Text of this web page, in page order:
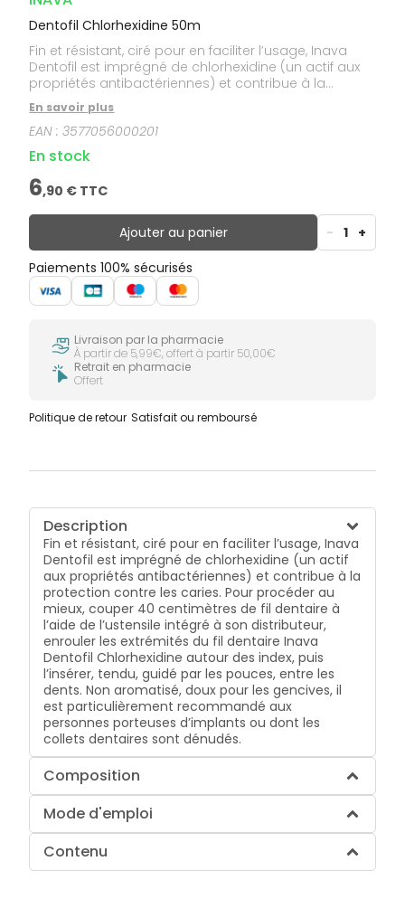
Dentofil Chlorhexidine 50m
Fin et résistant, ciré pour en faciliter l’usage, Inava
Dentofil est imprégné de chlorhexidine (un actif aux
propriétés antibactériennes) et contribue à la
protection contre les caries. Pour procéder au mieux,
couper 40 centimètres de fil dentaire à l’aide de
l’ustensile intégré à son distributeur, enrouler les
extrémités du fil dentaire Inava Dentofil Chlorhexidine
autour des index, puis l’insérer, tendu, guidé par les
pouces, entre les dents. Non aromatisé, doux pour
les gencives, il est particulièrement recommandé aux
personnes porteuses d’implants ou dont les collets
dentaires sont dénudés.
En savoir plus
EAN :3577056000201
En stock
6,90 € TTC
Ajouter au panier - 1 +
Paiements 100% sécurisés
Livraison par la pharmacie
À partir de 5,99€, offert à partir 50,00€
Retrait en pharmacie
Offert
Politique de retour Satisfait ou remboursé
Description
Fin et résistant, ciré pour en faciliter l’usage, Inava
Dentofil est imprégné de chlorhexidine (un actif
aux propriétés antibactériennes) et contribue à la
protection contre les caries. Pour procéder au
mieux, couper 40 centimètres de fil dentaire à
l’aide de l’ustensile intégré à son distributeur,
enrouler les extrémités du fil dentaire Inava
Dentofil Chlorhexidine autour des index, puis
l’insérer, tendu, guidé par les pouces, entre les
dents. Non aromatisé, doux pour les gencives, il
est particulièrement recommandé aux
personnes porteuses d’implants ou dont les
collets dentaires sont dénudés.
Composition
Mode d'emploi
Contenu